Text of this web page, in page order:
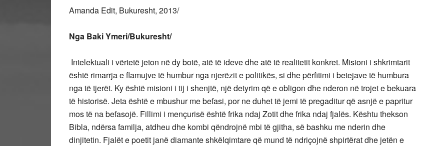
Amanda Edit, Bukuresht, 2013/
Nga Baki Ymeri/Bukuresht/
Intelektuali i vërtetë jeton në dy botë, atë të ideve dhe atë të realitetit konkret. Misioni i shkrimtarit
është rimarrja e flamujve të humbur nga njerëzit e politikës, si dhe përfitimi i betejave të humbura
nga të tjerët. Ky është misioni i tij i shenjtë, një detyrim që e obligon dhe nderon në trojet e bekuara
të historisë. Jeta është e mbushur me befasi, por ne duhet të jemi të pregaditur që asnjë e papritur
mos të na befasojë. Fillimi i mençurisë është frika ndaj Zotit dhe frika ndaj fjalës. Kështu thekson
Bibla, ndërsa familja, atdheu dhe kombi qëndrojnë mbi të gjitha, së bashku me nderin dhe
dinjitetin. Fjalët e poetit janë diamante shkëlqimtare që mund të ndriçojnë shpirtërat dhe jetën e